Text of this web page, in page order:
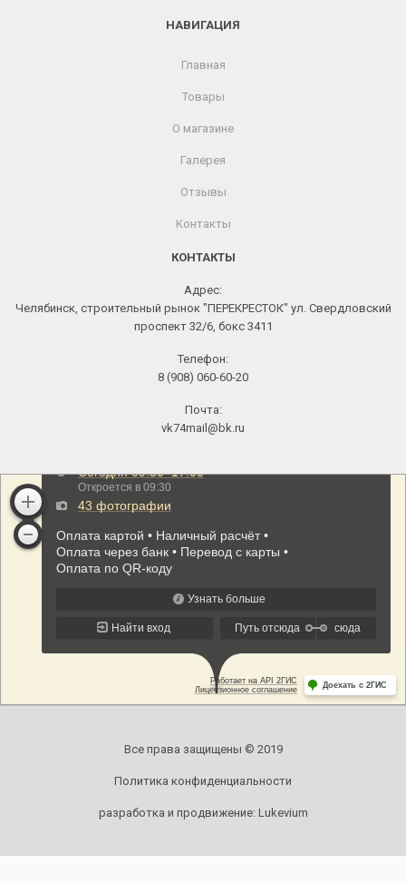
НАВИГАЦИЯ
Главная
Товары
О магазине
Галерея
Отзывы
Контакты
КОНТАКТЫ
Адрес:
Челябинск, строительный рынок "ПЕРЕКРЕСТОК" ул. Свердловский
проспект 32/6, бокс 3411
Телефон:
8 (908) 060-60-20
Почта:
vk74mail@bk.ru
Все права защищены © 2019
Политика конфиденциальности
разработка и продвижение: Lukevium